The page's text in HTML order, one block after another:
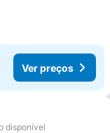
Ver preços
favoritos
disponível